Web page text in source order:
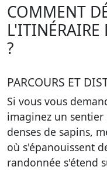
COMMENT
L'ITINÉRAIRE
?
PARCOURS ET
Si vous vous
imaginez un
denses de sapins,
où s'épanouissent
randonnée s'étend